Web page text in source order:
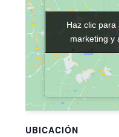
UBICACIÓN
Haz clic
marketing y
Haz clic
marketing y